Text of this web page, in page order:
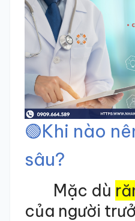
🟢Khi nào
sâu?
Mặc dù
của người